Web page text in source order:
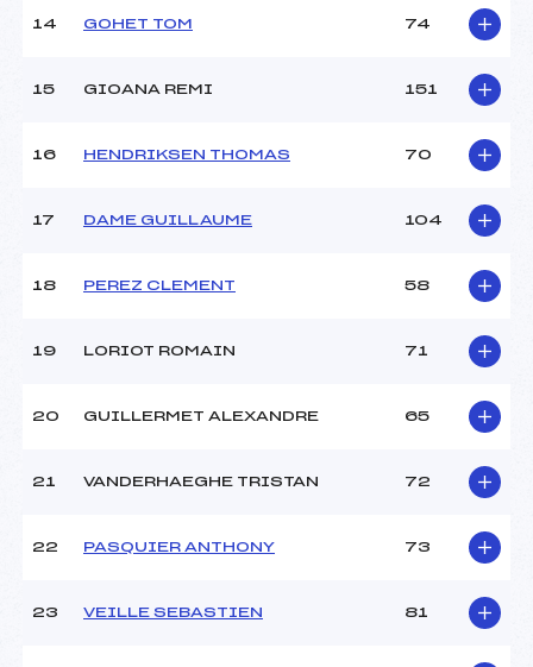
Ouvreurs D :
-2
Température arrivée :
Min->Mas
14 GOHET TOM 74
15 GIOANA REMI 151
16 HENDRIKSEN THOMAS 70
17 DAME GUILLAUME 104
18 PEREZ CLEMENT 58
19 LORIOT ROMAIN 71
20 GUILLERMET ALEXANDRE 65
21 VANDERHAEGHE TRISTAN 72
22 PASQUIER ANTHONY 73
23 VEILLE SEBASTIEN 81